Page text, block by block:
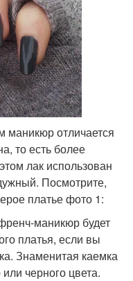
маникюр отличается
то есть более
лак использован
Посмотрите,
платье фото 1:
маникюр будет
платья, если вы
Знаменитая каемка
или черного цвета.